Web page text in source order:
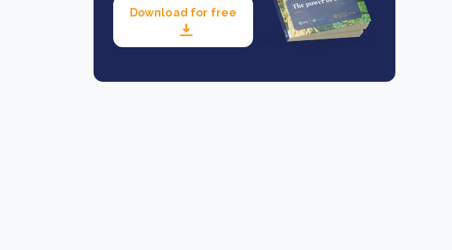
Download for free